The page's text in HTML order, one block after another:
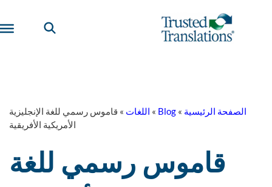
الصفحة الرئيسية »
Blog
» اللغات » قاموس رسمي للغة الإنجليزية
الأمريكية الأفريقية
قاموس رسمي للغة